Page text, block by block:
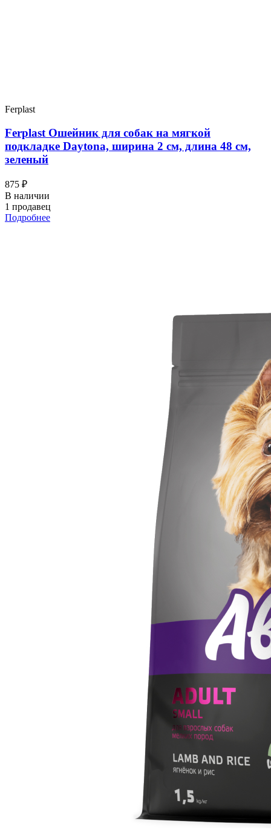
Ferplast
Ferplast Ошейник для собак на мягкой
подкладке Daytona, ширина 2 см, длина 48 см,
зеленый
875 ₽
В наличии
1 продавец
Подробнее